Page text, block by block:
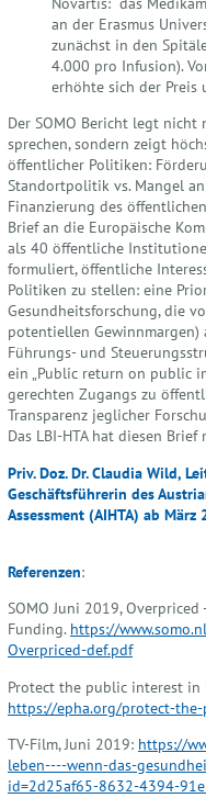
an der Erasmus
zunächst in den
4.000 pro Infusion).
erhöhte sich der Preis
Der SOMO Bericht legt
sprechen, sondern zeigt
öffentlicher Politiken:
Standortpolitik vs. Mangel
Finanzierung des
Brief an die Europäische
als 40 öffentliche
formuliert, öffentliche
Politiken zu stellen: eine
Gesundheitsforschung, die
potentiellen Gewinnmargen)
Führungs- und
ein „Public return on public
gerechten Zugangs zu
Transparenz jeglicher
Das LBI-HTA hat diesen
Priv. Doz. Dr. Claudia Wild,
Geschäftsführerin des
Assessment (AIHTA) ab März
Referenzen:
SOMO Juni 2019,
Funding. https://
Overpriced-def.pdf
Protect the public interest in
https://epha.org/protect-
TV-Film, Juni 2019: https://
leben----wenn-das-
id=2d25af65-8632-4394-